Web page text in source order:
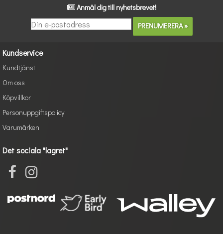
Anmäl dig till nyhetsbrevet!
Kundservice
Kundtjänst
Om oss
Köpvillkor
Personuppgiftspolicy
Varumärken
Det sociala "lagret"